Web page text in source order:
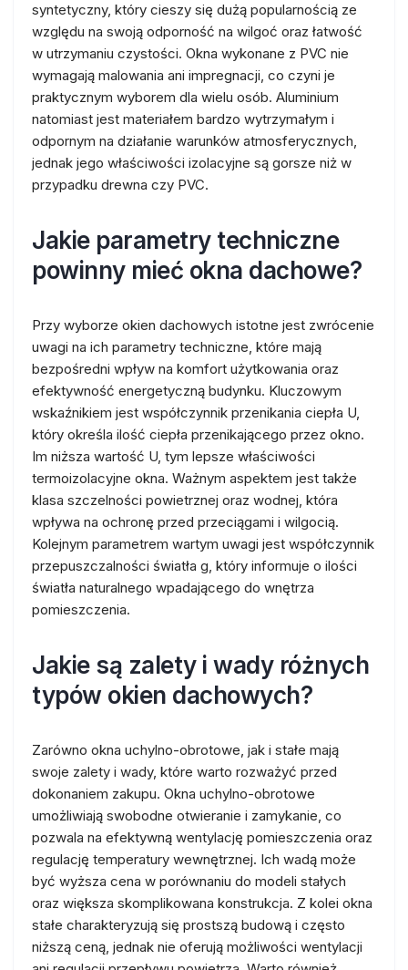
syntetyczny, który cieszy się dużą popularnością ze
względu na swoją odporność na wilgoć oraz łatwość
w utrzymaniu czystości. Okna wykonane z PVC nie
wymagają malowania ani impregnacji, co czyni je
praktycznym wyborem dla wielu osób. Aluminium
natomiast jest materiałem bardzo wytrzymałym i
odpornym na działanie warunków atmosferycznych,
jednak jego właściwości izolacyjne są gorsze niż w
przypadku drewna czy PVC.
Jakie parametry techniczne
powinny mieć okna dachowe?
Przy wyborze okien dachowych istotne jest zwrócenie
uwagi na ich parametry techniczne, które mają
bezpośredni wpływ na komfort użytkowania oraz
efektywność energetyczną budynku. Kluczowym
wskaźnikiem jest współczynnik przenikania ciepła U,
który określa ilość ciepła przenikającego przez okno.
Im niższa wartość U, tym lepsze właściwości
termoizolacyjne okna. Ważnym aspektem jest także
klasa szczelności powietrznej oraz wodnej, która
wpływa na ochronę przed przeciągami i wilgocią.
Kolejnym parametrem wartym uwagi jest współczynnik
przepuszczalności światła g, który informuje o ilości
światła naturalnego wpadającego do wnętrza
pomieszczenia.
Jakie są zalety i wady różnych
typów okien dachowych?
Zarówno okna uchylno-obrotowe, jak i stałe mają
swoje zalety i wady, które warto rozważyć przed
dokonaniem zakupu. Okna uchylno-obrotowe
umożliwiają swobodne otwieranie i zamykanie, co
pozwala na efektywną wentylację pomieszczenia oraz
regulację temperatury wewnętrznej. Ich wadą może
być wyższa cena w porównaniu do modeli stałych
oraz większa skomplikowana konstrukcja. Z kolei okna
stałe charakteryzują się prostszą budową i często
niższą ceną, jednak nie oferują możliwości wentylacji